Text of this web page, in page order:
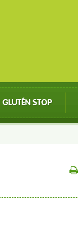
GLUTÉN STOP